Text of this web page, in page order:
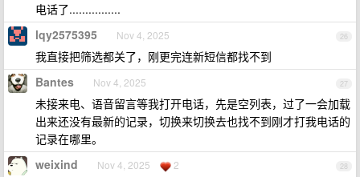
电话了................
26
lqy2575395 Nov 4, 2025
我直接把筛选都关了，刚更完连新短信都找不到
27
Bantes Nov 4, 2025
未接来电、语音留言等我打开电话，先是空列表，过了一会加载
出来还没有最新的记录，切换来切换去也找不到刚才打我电话的
记录在哪里。
28
weixind Nov 4, 2025 2